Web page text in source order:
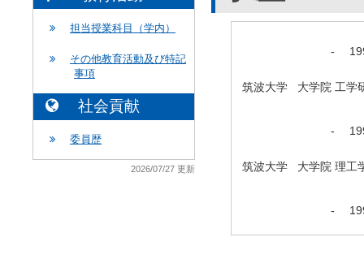
担当授業科目（学内）
その他教育活動及び特記
事項
社会貢献
委員歴
2026/07/27 更新
-
筑波大学 大学院 工
-
筑波大学 大学院 理工
-